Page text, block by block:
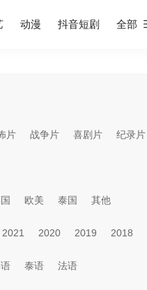
动漫 抖音短剧 全部
片 战争片 喜剧片 纪录片
欧美 泰国 其他
2021 2020 2019 2018
泰语 法语